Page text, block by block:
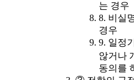
는 경우
8. 비실
경우
9. 일정
않거나
동의를